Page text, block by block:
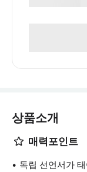
상품소개
매력포인트
독립 선언서가